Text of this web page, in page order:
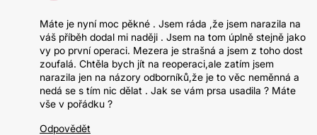
Máte je nyní moc pěkné . Jsem ráda ,že jsem narazila na
váš příběh dodal mi naději . Jsem na tom úplně stejně jako
vy po první operaci. Mezera je strašná a jsem z toho dost
zoufalá. Chtěla bych jít na reoperaci,ale zatím jsem
narazila jen na názory odborníků,že je to věc neměnná a
nedá se s tím nic dělat . Jak se vám prsa usadila ? Máte
vše v pořádku ?
Odpovědět